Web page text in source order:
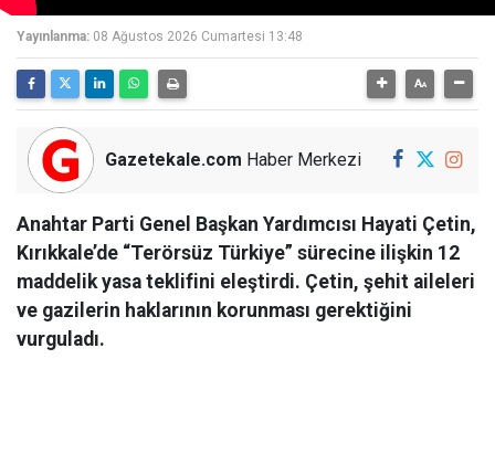
Yayınlanma: 08 Ağustos 2026 Cumartesi 13:48
Gazetekale.com Haber Merkezi
Anahtar Parti Genel Başkan Yardımcısı Hayati Çetin,
Kırıkkale’de “Terörsüz Türkiye” sürecine ilişkin 12
maddelik yasa teklifini eleştirdi. Çetin, şehit aileleri
ve gazilerin haklarının korunması gerektiğini
vurguladı.